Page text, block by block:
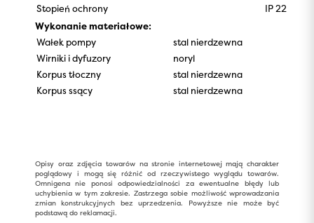
Stopień ochrony
IP 22
Wykonanie materiałowe:
Wałek pompy
stal nierdzewna
Wirniki i dyfuzory
noryl
Korpus tłoczny
stal nierdzewna
Korpus ssący
stal nierdzewna
Opisy oraz zdjęcia towarów na stronie internetowej mają charakter
poglądowy i mogą się różnić od rzeczywistego wyglądu towarów.
Omnigena nie ponosi odpowiedzialności za ewentualne błędy lub
uchybienia w tym zakresie. Zastrzega sobie możliwość wprowadzania
zmian konstrukcyjnych bez uprzedzenia. Powyższe nie może być
podstawą do reklamacji.